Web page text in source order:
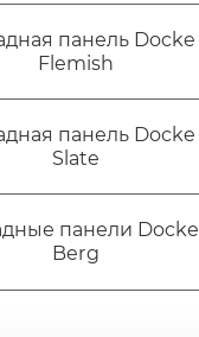
панель Docke
Flemish
панель Docke
Slate
панели Docke
Berg